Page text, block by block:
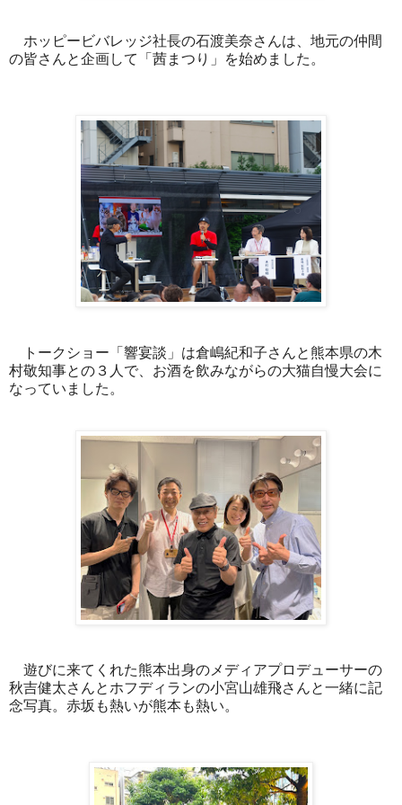
ホッピービバレッジ社長の石渡美奈さんは、地元の仲間
の皆さんと企画して「茜まつり」を始めました。
トークショー「響宴談」は倉嶋紀和子さんと熊本県の木
村敬知事との３人で、お酒を飲みながらの大猫自慢大会に
なっていました。
遊びに来てくれた熊本出身のメディアプロデューサーの
秋吉健太さんとホフディランの小宮山雄飛さんと一緒に記
念写真。赤坂も熱いが熊本も熱い。